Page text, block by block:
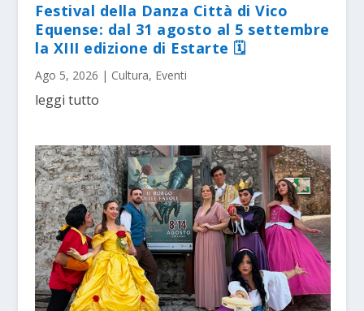
Festival della Danza Città di Vico
Equense: dal 31 agosto al 5 settembre
la XIII edizione di Estarte 🗓
Ago 5, 2026 | Cultura, Eventi
leggi tutto